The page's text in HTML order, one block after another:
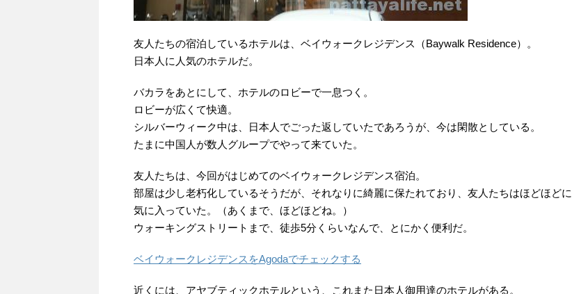
友人たちの宿泊しているホテルは、ベイウォークレジデンス（Baywalk Residence）。
日本人に人気のホテルだ。
バカラをあとにして、ホテルのロビーで一息つく。
ロビーが広くて快適。
シルバーウィーク中は、日本人でごった返していたであろうが、今は閑散としている。
たまに中国人が数人グループでやって来ていた。
友人たちは、今回がはじめてのベイウォークレジデンス宿泊。
部屋は少し老朽化しているそうだが、それなりに綺麗に保たれており、友人たちはほどほどに
気に入っていた。（あくまで、ほどほどね。）
ウォーキングストリートまで、徒歩5分くらいなんで、とにかく便利だ。
ベイウォークレジデンスをAgodaでチェックする
近くには、アヤブティックホテルという、これまた日本人御用達のホテルがある。